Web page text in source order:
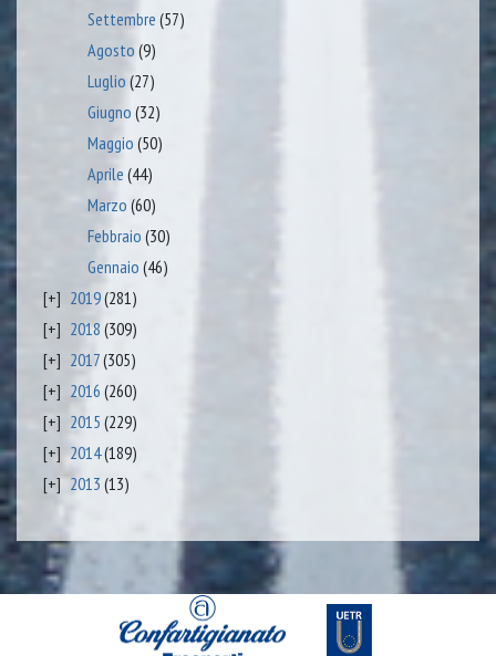
Settembre (57)
Agosto (9)
Luglio (27)
Giugno (32)
Maggio (50)
Aprile (44)
Marzo (60)
Febbraio (30)
Gennaio (46)
2019(281)
2018 (309)
2017(305)
2016 (260)
2015 (229)
2014(189)
2013 (13)